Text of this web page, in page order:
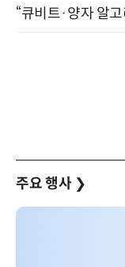
주요 행사 ❯